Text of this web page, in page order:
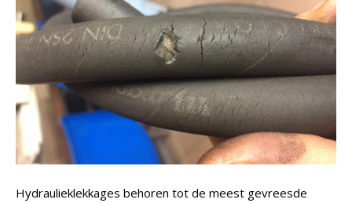
Hydraulieklekkages behoren tot de meest gevreesde